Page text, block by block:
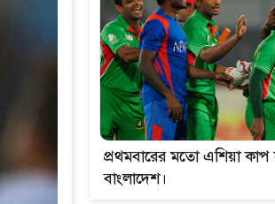
প্রথমবারের মতো এশিয়া কাপ
বাংলাদেশ।